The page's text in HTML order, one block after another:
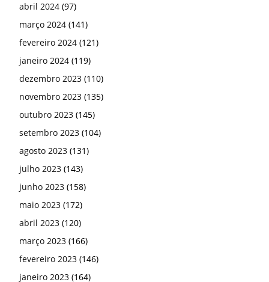
abril 2024 (97)
março 2024 (141)
fevereiro 2024 (121)
janeiro 2024 (119)
dezembro 2023 (110)
novembro 2023 (135)
outubro 2023 (145)
setembro 2023 (104)
agosto 2023 (131)
julho 2023 (143)
junho 2023 (158)
maio 2023 (172)
abril 2023 (120)
março 2023 (166)
fevereiro 2023 (146)
janeiro 2023 (164)